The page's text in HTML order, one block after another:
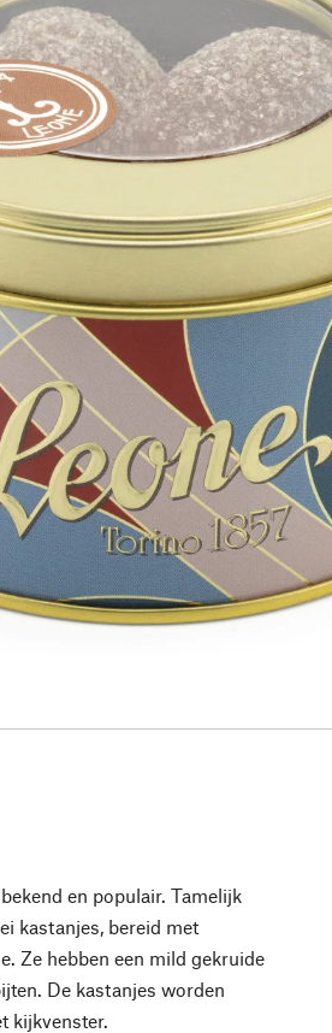
en populair. Tamelijk
kastanjes, bereid met
Ze hebben een mild gekruide
De kastanjes worden
kijkvenster.